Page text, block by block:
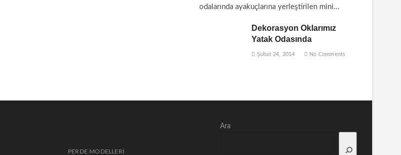
odalarında ayakuçlarına yerleştirilen mini…
Dekorasyon Oklarımız
Yatak Odasında
Şubat 24, 2014 No Comments
PERDE MODELLERI
Ara